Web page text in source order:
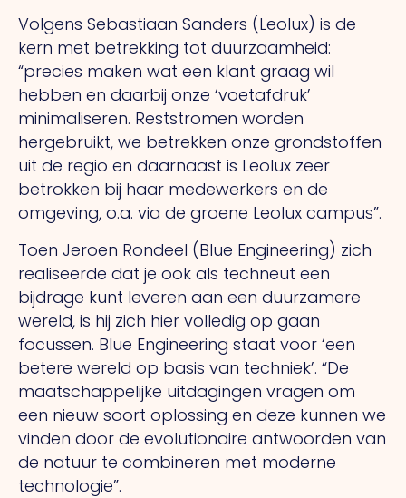
Volgens Sebastiaan Sanders (Leolux) is de
kern met betrekking tot duurzaamheid:
“precies maken wat een klant graag wil
hebben en daarbij onze ‘voetafdruk’
minimaliseren. Reststromen worden
hergebruikt, we betrekken onze grondstoffen
uit de regio en daarnaast is Leolux zeer
betrokken bij haar medewerkers en de
omgeving, o.a. via de groene Leolux campus”.
Toen Jeroen Rondeel (Blue Engineering) zich
realiseerde dat je ook als techneut een
bijdrage kunt leveren aan een duurzamere
wereld, is hij zich hier volledig op gaan
focussen. Blue Engineering staat voor ‘een
betere wereld op basis van techniek’. “De
maatschappelijke uitdagingen vragen om
een nieuw soort oplossing en deze kunnen we
vinden door de evolutionaire antwoorden van
de natuur te combineren met moderne
technologie”.